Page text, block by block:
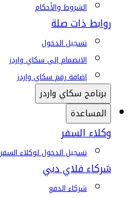
الشروط والأحكام
روابط ذات صلة
تسجيل الدخول
الانضمام إلى سكاي واردز
إضافة رقم سكاي واردز
برنامج سكاي واردز
المساعدة
وكلاء السفر
تسجيل الدخول لوكلاء السفر
شركاء فلاي دبي
شركاء الدفع